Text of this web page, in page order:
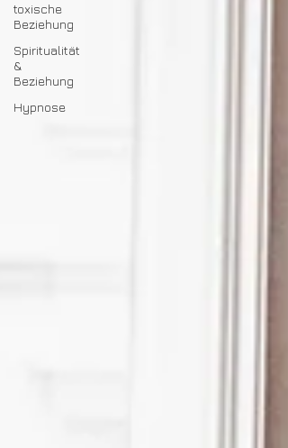
toxische
Beziehung
Spiritualität
&
Beziehung
Hypnose